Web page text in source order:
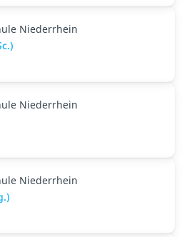
Niederrhein
Niederrhein
Niederrhein